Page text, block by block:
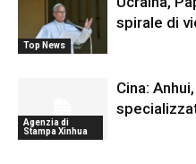
Top News
spirale di
Agenzia di
Stampa Xinhua
Cina: